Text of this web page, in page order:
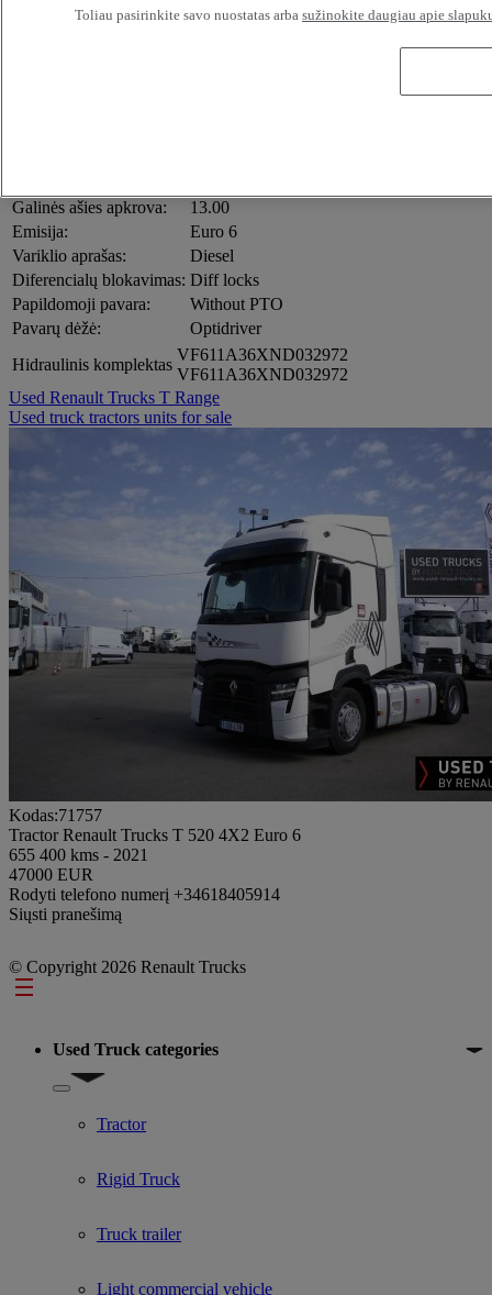
Double bunk
Galinės ašies apkrova:
13.00
Emisija:
Euro 6
Variklio aprašas:
Diesel
Diferencialų blokavimas: Diff locks
Papildomoji pavara:
Without PTO
Pavarų dėžė:
Optidriver
Hidraulinis komplektas
VF611A36XND032972
VF611A36XND032972
Used Renault Trucks T Range
Used truck tractors units for sale
Kodas:71757
Tractor Renault Trucks T 520 4X2 Euro 6
655 400 kms - 2021
47000 EUR
Rodyti telefono numerį +34618405914
Siųsti pranešimą
© Copyright 2026 Renault Trucks
Footer
Used Truck categories
Show submenu for Used Truck categories
Tractor
Rigid Truck
Truck trailer
Light commercial vehicle
Toliau pasirinkite savo nuostatas arba sužinokite daugiau apie